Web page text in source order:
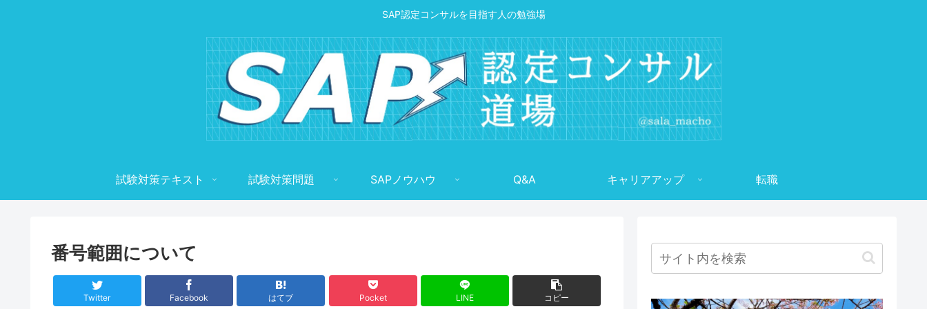
SAP認定コンサルを目指す人の勉強場
試験対策テキスト 試験対策問題 SAPノウハウ Q&A キャリアアップ 転職
番号範囲について
Twitter Facebook はてブ Pocket LINE
コピー